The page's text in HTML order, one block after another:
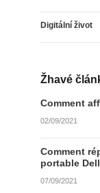
Digitální život
Žhavé
Comment
02/09/2021
Comment
portable
07/09/2021